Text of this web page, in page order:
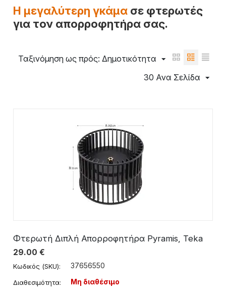
Η μεγαλύτερη γκάμα σε φτερωτές
για τον απορροφητήρα σας.
Ταξινόμηση ως πρός: Δημοτικότητα
30 Ανα Σελίδα
Φτερωτή Διπλή Απορροφητήρα Pyramis, Teka
29.00 €
Κωδικός (SKU): 37656550
Διαθεσιμότητα: Μη διαθέσιμο